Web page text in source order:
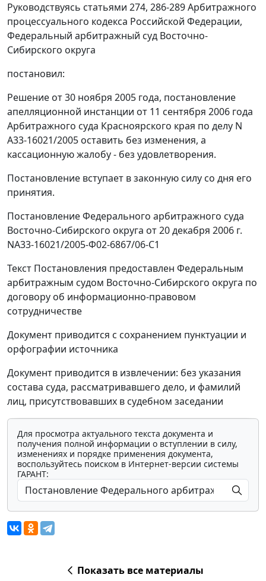
Руководствуясь статьями 274, 286-289 Арбитражного
процессуального кодекса Российской Федерации,
Федеральный арбитражный суд Восточно-
Сибирского округа
постановил:
Решение от 30 ноября 2005 года, постановление
апелляционной инстанции от 11 сентября 2006 года
Арбитражного суда Красноярского края по делу N
А33-16021/2005 оставить без изменения, а
кассационную жалобу - без удовлетворения.
Постановление вступает в законную силу со дня его
принятия.
Постановление Федерального арбитражного суда
Восточно-Сибирского округа от 20 декабря 2006 г.
NА33-16021/2005-Ф02-6867/06-С1
Текст Постановления предоставлен Федеральным
арбитражным судом Восточно-Сибирского округа по
договору об информационно-правовом
сотрудничестве
Документ приводится с сохранением пунктуации и
орфографии источника
Документ приводится в извлечении: без указания
состава суда, рассматривавшего дело, и фамилий
лиц, присутствовавших в судебном заседании
Для просмотра актуального текста документа и
получения полной информации о вступлении в силу,
изменениях и порядке применения документа,
воспользуйтесь поиском в Интернет-версии системы
ГАРАНТ:
Показать все материалы